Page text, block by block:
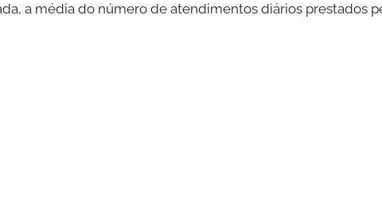
a média do número de atendimentos diários prestados